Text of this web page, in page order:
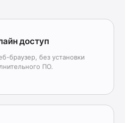
доступ
браузер, без установки
ПО.